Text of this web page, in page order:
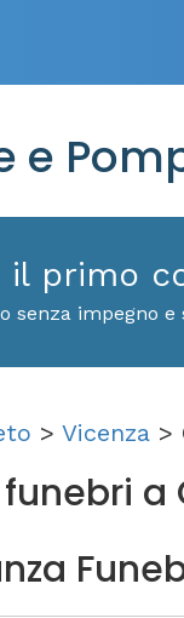
e
il primo
senza impegno
> Vicenza >
a